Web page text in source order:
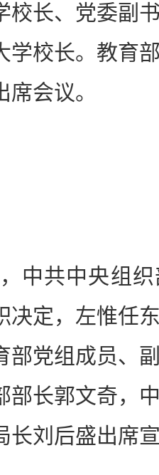
校长、党委副
学校长。教育
会议。
共中央组织
决定，左惟任
部党组成员、
部长郭文奇，
长刘后盛出席